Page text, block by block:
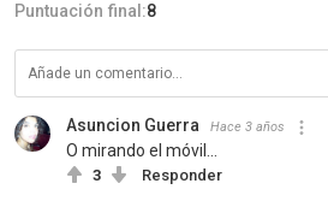
Puntuación final:8
Asuncion Guerra Hace 3 años
O mirando el móvil...
3 Responder